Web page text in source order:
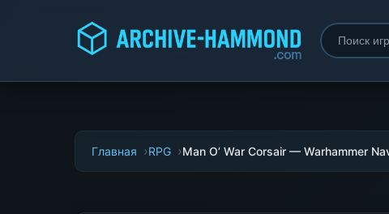
Главная RPG Man O’ War Corsair — Warhammer